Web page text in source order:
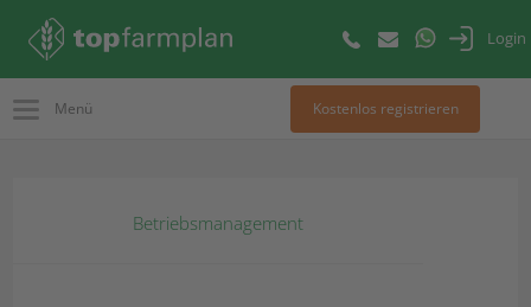
Login
Menü Kostenlos registrieren
Betriebsmanagement